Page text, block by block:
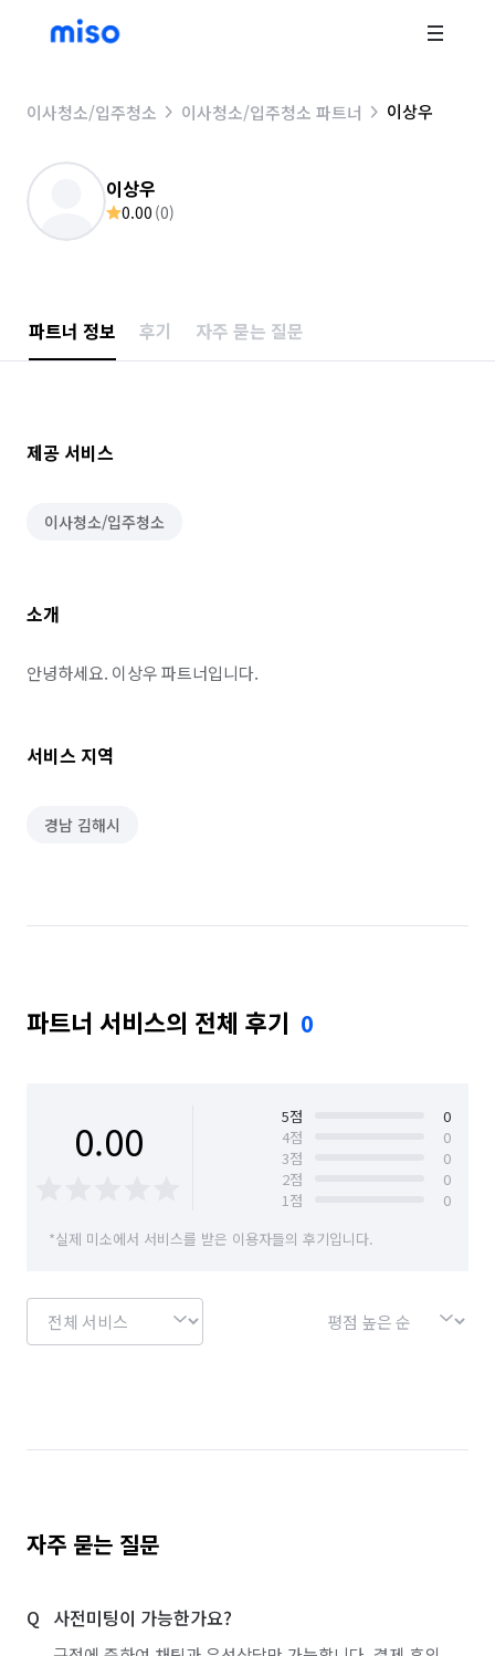
이사청소/입주청소 이사청소/입주청소 파트너 이상우
이상우
0.00 (0)
파트너 정보 후기 자주 묻는 질문
제공 서비스
이사청소/입주청소
소개
안녕하세요. 이상우 파트너입니다.
서비스 지역
경남 김해시
파트너 서비스의 전체 후기 0
0.00 5점
0
4점
0
3점
0
2점
0
1점
0
*실제 미소에서 서비스를 받은 이용자들의 후기입니다.
자주 묻는 질문
사전미팅이 가능한가요?